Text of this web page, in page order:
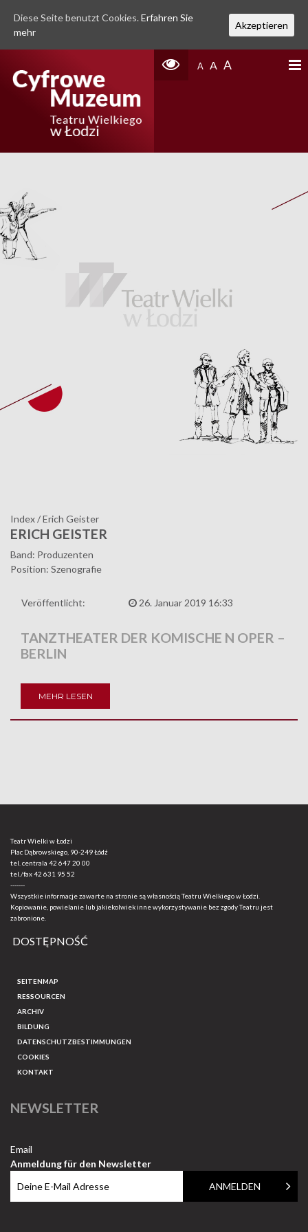
A A A
Index/Erich Geister
ERICH GEISTER
Band: Produzenten
Position: Szenografie
Veröffentlicht: 26. Januar 2019 16:33
TANZTHEATER DER KOMISCHE N OPER –
BERLIN
MEHR LESEN
Teatr Wielki w Łodzi
Plac Dąbrowskiego, 90-249 Łódź
tel. centrala 42 647 20 00
tel./fax42 631 95 52
-------
Wszystkie informacje zawarte na stronie są własnością Teatru Wielkiego w Łodzi.
Kopiowanie, powielanie lub jakiekolwiek inne wykorzystywanie bez zgody Teatru jest
zabronione.
DOSTĘPNOŚĆ
SEITENMAP
RESSOURCEN
ARCHIV
BILDUNG
DATENSCHUTZBESTIMMUNGEN
COOKIES
KONTAKT
NEWSLETTER
Email
Anmeldung für den Newsletter
Diese Seite benutzt Cookies. Erfahren Sie
mehr
Akzeptieren